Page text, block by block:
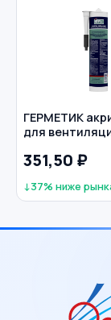
ГЕРМЕТИК
для
каналов
310 мл IRFIX
351,50 ₽
↓37% ниже